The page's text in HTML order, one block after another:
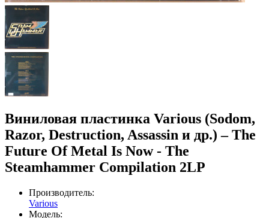
Виниловая пластинка Various (Sodom,
Razor, Destruction, Assassin и др.) – The
Future Of Metal Is Now - The
Steamhammer Compilation 2LP
Производитель:
Various
Модель: